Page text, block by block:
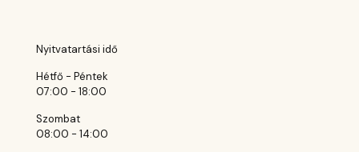
Nyitvatartási idő
Hétfő - Péntek
07:00 - 18:00
Szombat
08:00 - 14:00